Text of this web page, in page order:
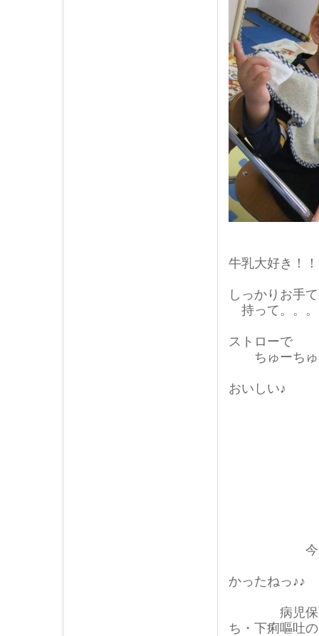
牛乳大好き！！
しっかりお手
持って。。。
ストローで
ちゅーちゅ
おいしい♪
今日のお
かったねっ♪♪
病児保育室
ち・下痢嘔吐